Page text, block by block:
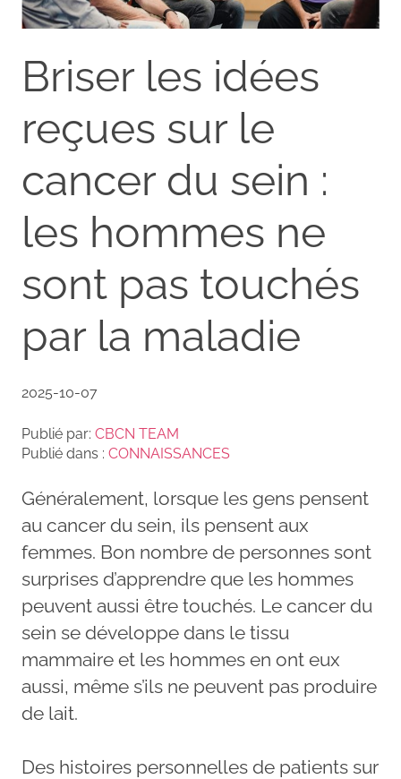
Briser les idées
reçues sur le
cancer du sein :
les hommes ne
sont pas touchés
par la maladie
2025-10-07
Publié par: CBCN TEAM
Publié dans : CONNAISSANCES
Généralement, lorsque les gens pensent
au cancer du sein, ils pensent aux
femmes. Bon nombre de personnes sont
surprises d’apprendre que les hommes
peuvent aussi être touchés. Le cancer du
sein se développe dans le tissu
mammaire et les hommes en ont eux
aussi, même s’ils ne peuvent pas produire
de lait.
Des histoires personnelles de patients sur